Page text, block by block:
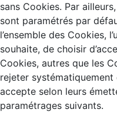
sans Cookies. Par
sont paramétrés par
l’ensemble des Cookies,
souhaite, de choisir
Cookies, autres que les
rejeter systématiquement
accepte selon leurs
paramétrages suivants.